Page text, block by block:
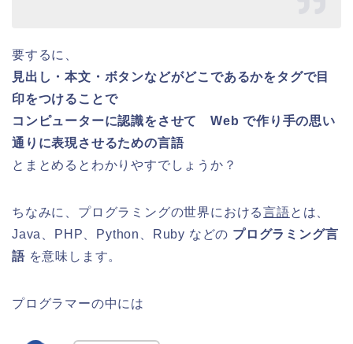
要するに、
見出し・本文・ボタンなどがどこであるかをタグで目
印をつけることで
コンピューターに認識をさせて Web で作り手の思い
通りに表現させるための言語
とまとめるとわかりやすでしょうか？
ちなみに、プログラミングの世界における言語とは、
Java、PHP、Python、Ruby などの プログラミング言
語を意味します。
プログラマーの中には